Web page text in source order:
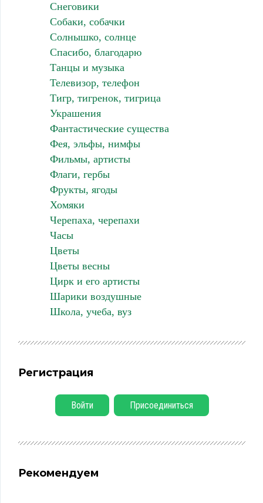
Снеговики
Собаки, собачки
Солнышко, солнце
Спасибо, благодарю
Танцы и музыка
Телевизор, телефон
Тигр, тигренок, тигрица
Украшения
Фантастические существа
Фея, эльфы, нимфы
Фильмы, артисты
Флаги, гербы
Фрукты, ягоды
Хомяки
Черепаха, черепахи
Часы
Цветы
Цветы весны
Цирк и его артисты
Шарики воздушные
Школа, учеба, вуз
Регистрация
Войти Присоединиться
Рекомендуем